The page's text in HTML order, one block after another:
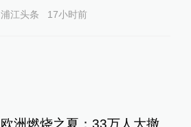
浦江头条 17小时前
欧洲燃烧之夏：33万人大撤